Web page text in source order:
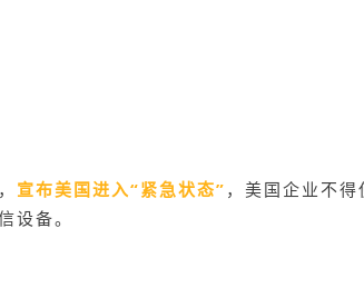
宣布美国进入“紧急状态” ，美国企业不得
设备。